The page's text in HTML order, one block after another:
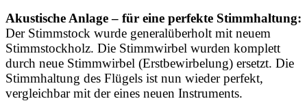
Akustische Anlage – für eine perfekte Stimmhaltung:
Der Stimmstock wurde generalüberholt mit neuem
Stimmstockholz. Die Stimmwirbel wurden komplett
durch neue Stimmwirbel (Erstbewirbelung) ersetzt. Die
Stimmhaltung des Flügels ist nun wieder perfekt,
vergleichbar mit der eines neuen Instruments.